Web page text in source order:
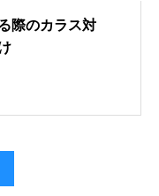
際のカラス対